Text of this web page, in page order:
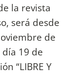
la revista
será desde
de
19 de
“LIBRE Y